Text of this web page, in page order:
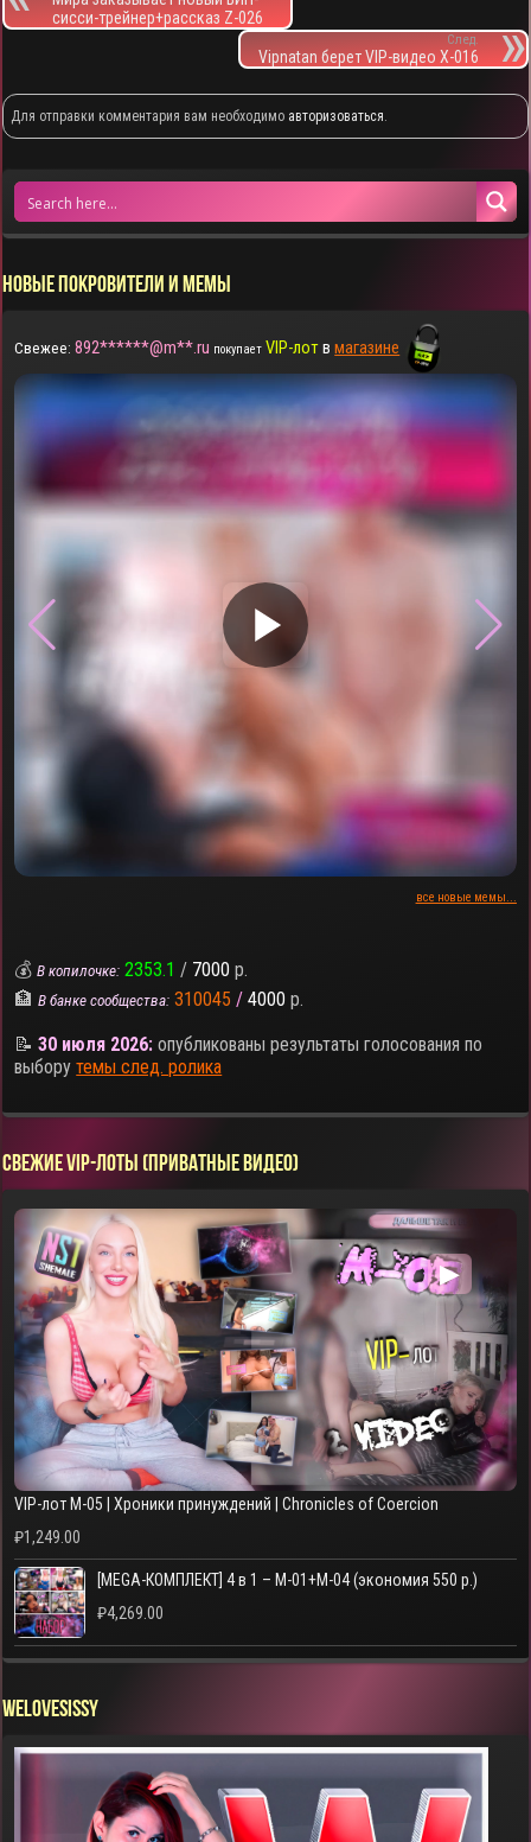
сисси-трейнер+рассказ Z-026
След.
Vipnatan берет VIP-видео X-016
Для отправки комментария вам необходимо авторизоваться.
НОВЫЕ ПОКРОВИТЕЛИ И МЕМЫ
Свежее: 892******@m**.ru покупает VIP-лотвмагазине
▶
все новые мемы...
💰В копилочке: 2353.1 / 7000 р.
🏦В банке сообщества: 310045 / 4000 р.
📝30 июля 2026: опубликованы результаты голосования по
выборутемы след. ролика
СВЕЖИЕ VIP-ЛОТЫ (ПРИВАТНЫЕ ВИДЕО)
▶
VIP-лот M-05 | Хроники принуждений | Chronicles of Coercion
₽1,249.00
[MEGA-КОМПЛЕКТ] 4 в 1 – M-01+M-04 (экономия 550 р.)
₽4,269.00
WELOVESISSY